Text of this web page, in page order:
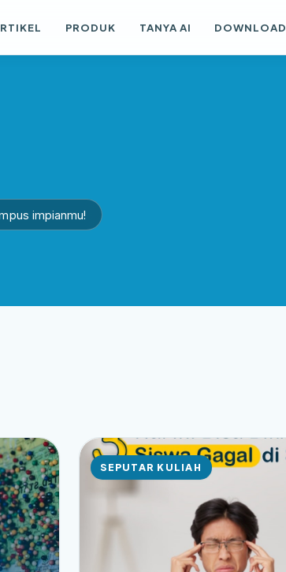
PRODUK TANYA AI DOWNLOAD
impianmu!
SEPUTAR KULIAH